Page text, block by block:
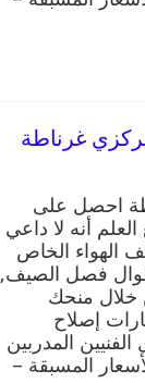
احصل على
أنه لا داعي
الهواء الخاص
طوال فصل الصيف,
خلال منحك
إصلاح
المدربين
المسبقة –